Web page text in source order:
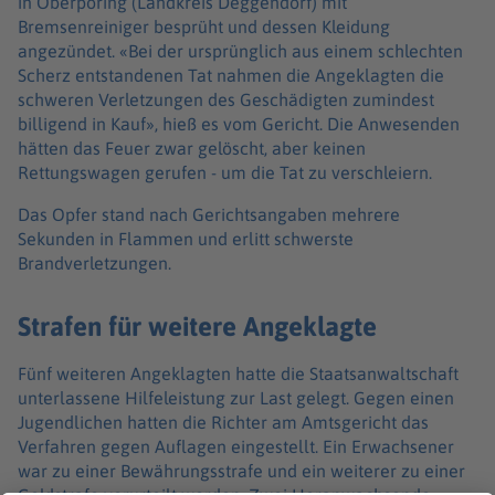
Bremsenreiniger besprüht und dessen Kleidung
angezündet. «Bei der ursprünglich aus einem schlechten
Scherz entstandenen Tat nahmen die Angeklagten die
schweren Verletzungen des Geschädigten zumindest
billigend in Kauf», hieß es vom Gericht. Die Anwesenden
hätten das Feuer zwar gelöscht, aber keinen
Rettungswagen gerufen - um die Tat zu verschleiern.
Das Opfer stand nach Gerichtsangaben mehrere
Sekunden in Flammen und erlitt schwerste
Brandverletzungen.
Strafen für weitere Angeklagte
Fünf weiteren Angeklagten hatte die Staatsanwaltschaft
unterlassene Hilfeleistung zur Last gelegt. Gegen einen
Jugendlichen hatten die Richter am Amtsgericht das
Verfahren gegen Auflagen eingestellt. Ein Erwachsener
war zu einer Bewährungsstrafe und ein weiterer zu einer